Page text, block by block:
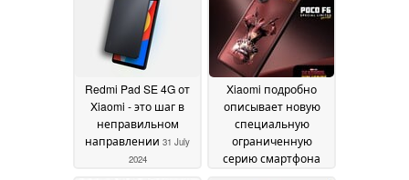
01 August 2024
Redmi Pad SE 4G от
Xiaomi - это шаг в
неправильном
направлении 31 July
2024
Xiaomi подробно
описывает новую
специальную
ограниченную
серию смартфона